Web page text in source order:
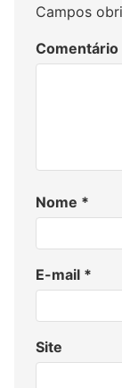
Campos
Comentário
Nome *
E-mail *
Site